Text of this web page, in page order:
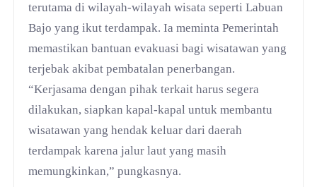
terutama di wilayah-wilayah wisata seperti Labuan
Bajo yang ikut terdampak. Ia meminta Pemerintah
memastikan bantuan evakuasi bagi wisatawan yang
terjebak akibat pembatalan penerbangan.
“Kerjasama dengan pihak terkait harus segera
dilakukan, siapkan kapal-kapal untuk membantu
wisatawan yang hendak keluar dari daerah
terdampak karena jalur laut yang masih
memungkinkan,” pungkasnya.